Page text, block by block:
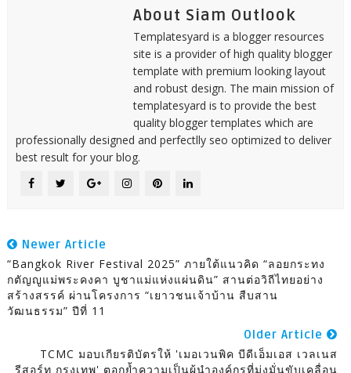
About Siam Outlook
Templatesyard is a blogger resources
site is a provider of high quality blogger
template with premium looking layout
and robust design. The main mission of
templatesyard is to provide the best
quality blogger templates which are
professionally designed and perfectlly seo optimized to deliver
best result for your blog.
Newer Article
“Bangkok River Festival 2025” ภายใต้แนวคิด “ลอยกระทง
กตัญญูแม่พระคงคา บูชาแม่แห่งแผ่นดิน” สานต่อวิถีไทยอย่าง
สร้างสรรค์ ผ่านโครงการ “เยาวชนเจ้าบ้าน สืบสาน
วัฒนธรรม” ปีที่ 11
Older Article
TCMC มอบเกียรติบัตรให้ 'เมอเวนพิค บีดีเอ็มเอส เวลเนส
รีสอร์ท กรุงเทพ' ตอกย้ำความเป็นผู้นำองค์กรที่มุ่งมั่นขับเคลื่อน